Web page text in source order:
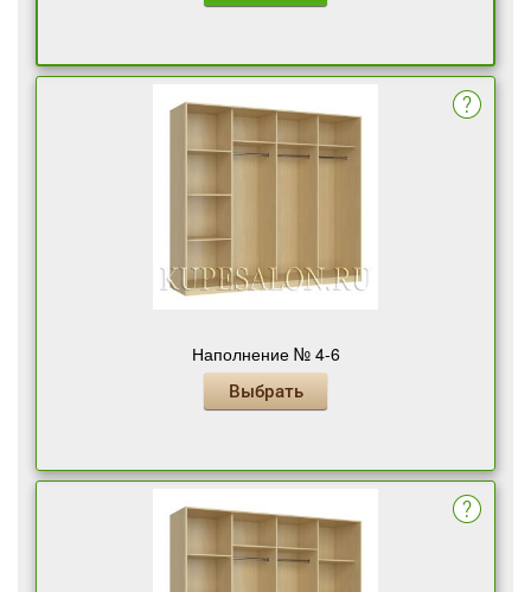
Наполнение № 4-6
Выбрать